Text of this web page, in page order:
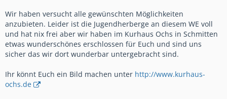
Wir haben versucht alle gewünschten Möglichkeiten
anzubieten. Leider ist die Jugendherberge an diesem WE voll
und hat nix frei aber wir haben im Kurhaus Ochs in Schmitten
etwas wunderschönes erschlossen für Euch und sind uns
sicher das wir dort wunderbar untergebracht sind.
Ihr könnt Euch ein Bild machen unter http://www.kurhaus-
ochs.de